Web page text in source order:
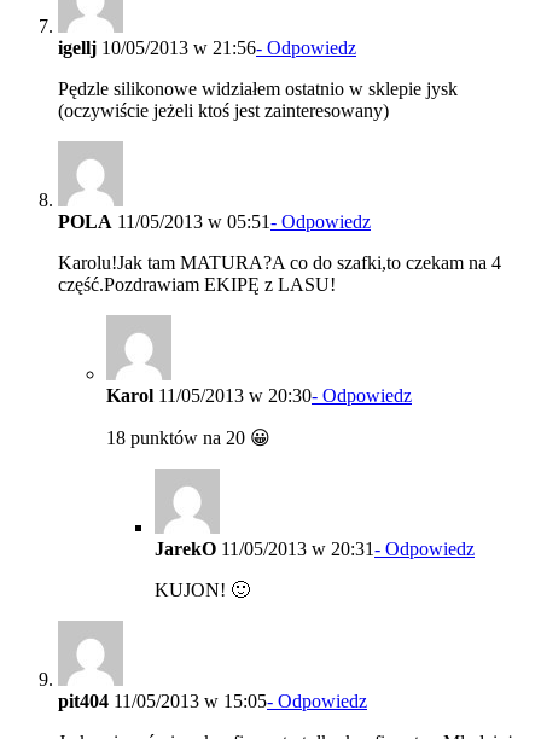
igellj 10/05/2013 w 21:56- Odpowiedz
Pędzle silikonowe widziałem ostatnio w sklepie jysk
(oczywiście jeżeli ktoś jest zainteresowany)
POLA 11/05/2013 w 05:51- Odpowiedz
Karolu!Jak tam MATURA?A co do szafki,to czekam na 4
część.Pozdrawiam EKIPĘ z LASU!
Karol 11/05/2013 w 20:30- Odpowiedz
18 punktów na 20 😀
JarekO 11/05/2013 w 20:31- Odpowiedz
KUJON! 🙂
pit404 11/05/2013 w 15:05- Odpowiedz